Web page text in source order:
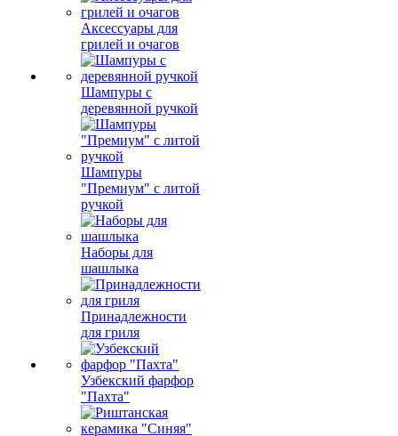
Аксессуары для
грилей и очагов
Шампуры с
деревянной ручкой
Шампуры
"Премиум" с литой
ручкой
Наборы для
шашлыка
Принадлежности
для гриля
Узбекский фарфор
"Пахта"